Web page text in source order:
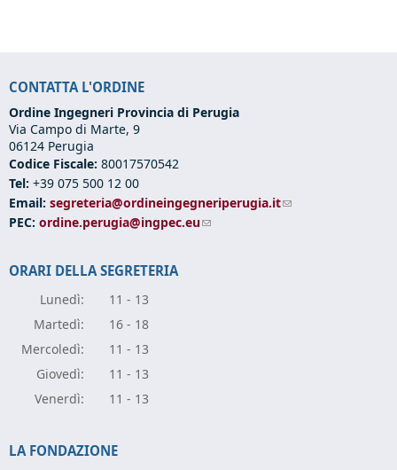
CONTATTA L'ORDINE
Ordine Ingegneri Provincia di Perugia
Via Campo di Marte, 9
06124 Perugia
Codice Fiscale: 80017570542
Tel: +39 075 500 12 00
Email: segreteria@ordineingegneriperugia.it(link sends e-mail)
PEC: ordine.perugia@ingpec.eu(link sends e-mail)
ORARI DELLA SEGRETERIA
Lunedì:
11 - 13
Martedì:
16 - 18
Mercoledì:
11 - 13
Giovedì:
11 - 13
Venerdì: 11 - 13
LA FONDAZIONE